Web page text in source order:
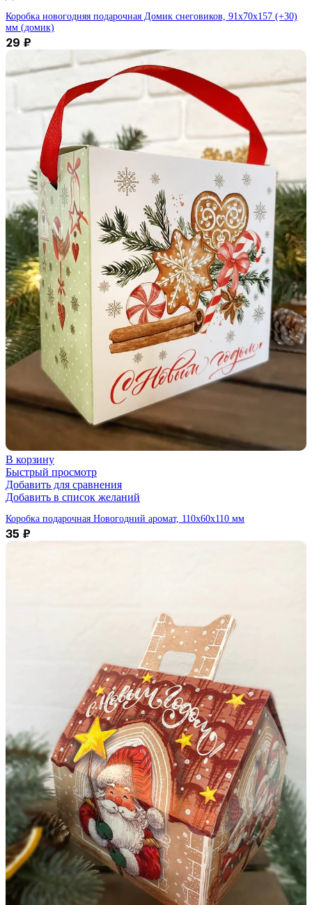
Коробка новогодняя подарочная Домик снеговиков, 91х70х157 (+30)
мм (домик)
29 ₽
В корзину
Быстрый просмотр
Добавить для сравнения
Добавить в список желаний
Коробка подарочная Новогодний аромат, 110х60х110 мм
35 ₽